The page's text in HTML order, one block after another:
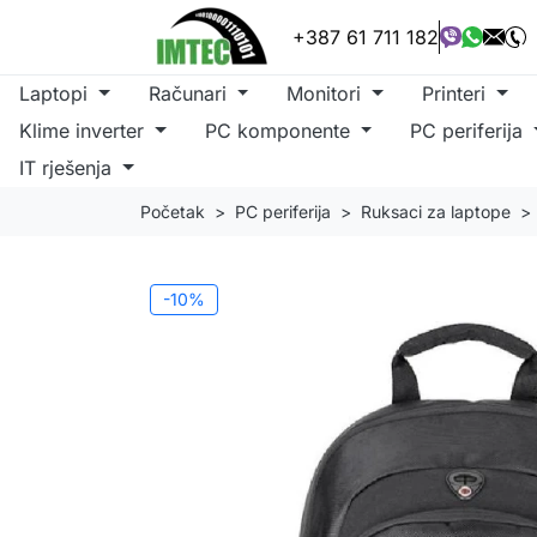
+387 61 711 182
Laptopi Računari Monitori
Printeri
Klime inverter
PC komponente
PC periferija
IT rješenja
Početak PC periferija Ruksaci za laptope
-10%